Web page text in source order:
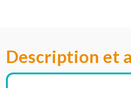
Description et